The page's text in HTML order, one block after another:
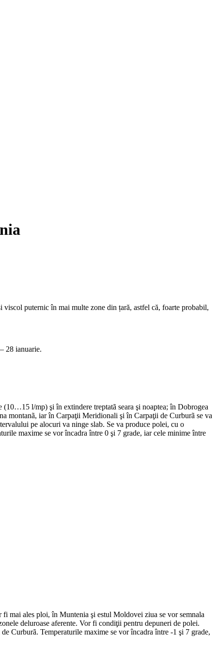
puternic în mai multe zone din țară, astfel că, foarte probabil,
28 ianuarie.
(10…15 l/mp) şi în extindere treptatã seara şi noaptea; în Dobrogea
montanã, iar în Carpaţii Meridionali şi în Carpaţii de Curburã se va
pe alocuri va ninge slab. Se va produce polei, cu o
maxime se vor încadra între 0 şi 7 grade, iar cele minime între
mai ales ploi, în Muntenia şi estul Moldovei ziua se vor semnala
deluroase aferente. Vor fi condiţii pentru depuneri de polei.
Curburã. Temperaturile maxime se vor încadra între -1 şi 7 grade,